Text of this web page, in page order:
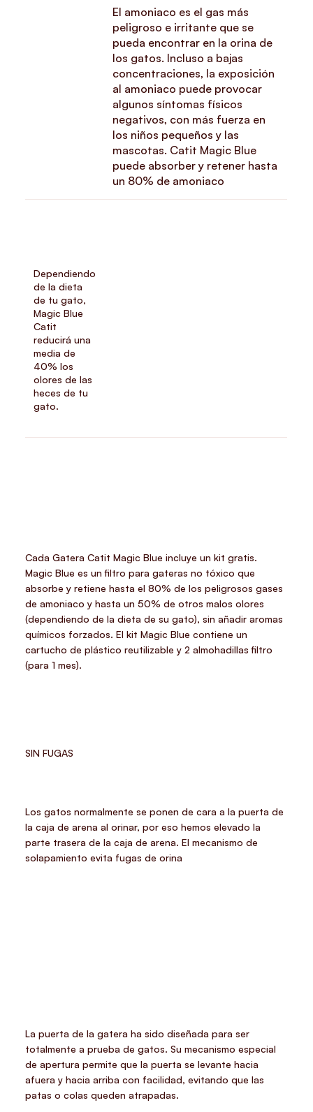
El amoniaco es el gas más
peligroso e irritante que se
pueda encontrar en la orina de
los gatos. Incluso a bajas
concentraciones, la exposición
al amoniaco puede provocar
algunos síntomas físicos
negativos, con más fuerza en
los niños pequeños y las
mascotas. Catit Magic Blue
puede absorber y retener hasta
un 80% de amoniaco
Dependiendo
de la dieta
de tu gato,
Magic Blue
Catit
reducirá una
media de
40% los
olores de las
heces de tu
gato.
Cada Gatera Catit Magic Blue incluye un kit gratis.
Magic Blue es un filtro para gateras no tóxico que
absorbe y retiene hasta el 80% de los peligrosos gases
de amoniaco y hasta un 50% de otros malos olores
(dependiendo de la dieta de su gato), sin añadir aromas
químicos forzados. El kit Magic Blue contiene un
cartucho de plástico reutilizable y 2 almohadillas filtro
(para 1 mes).
SIN FUGAS
Los gatos normalmente se ponen de cara a la puerta de
la caja de arena al orinar, por eso hemos elevado la
parte trasera de la caja de arena. El mecanismo de
solapamiento evita fugas de orina
La puerta de la gatera ha sido diseñada para ser
totalmente a prueba de gatos. Su mecanismo especial
de apertura permite que la puerta se levante hacia
afuera y hacia arriba con facilidad, evitando que las
patas o colas queden atrapadas.